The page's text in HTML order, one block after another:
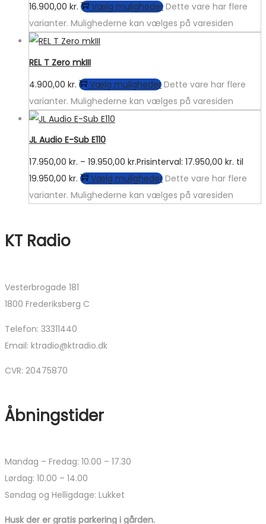
16.900,00 kr. Vælg muligheder Dette vare har flere
varianter. Mulighederne kan vælges på varesiden
REL T Zero mkIII
4.900,00 kr. Vælg muligheder Dette vare har flere
varianter. Mulighederne kan vælges på varesiden
JL Audio E-Sub E110
17.950,00 kr. – 19.950,00 kr.Prisinterval: 17.950,00 kr. til
19.950,00 kr.
Vælg muligheder Dette vare har flere
varianter. Mulighederne kan vælges på varesiden
KT Radio
Vesterbrogade 181
1800 Frederiksberg C
Telefon: 33311440
Email: ktradio@ktradio.dk
CVR: 20475870
Åbningstider
Mandag – Fredag: 10.00 – 17.30
Lørdag: 10.00 – 14.00
Søndag og Helligdage: Lukket
Husk der er gratis parkering i gården.